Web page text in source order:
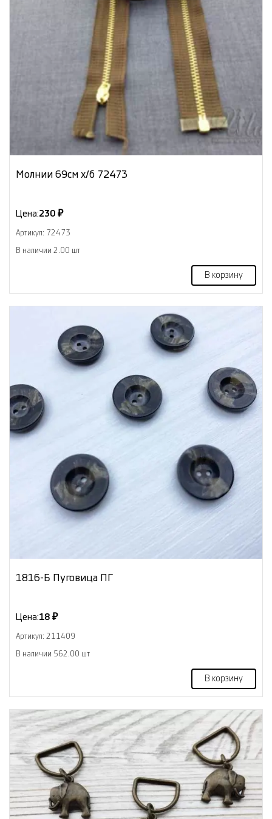
Молнии 69см х/б 72473
Цена:230 ₽
Артикул: 72473
В наличии 2.00 шт
В корзину
1816-Б Пуговица ПГ
Цена:18 ₽
Артикул: 211409
В наличии 562.00 шт
В корзину